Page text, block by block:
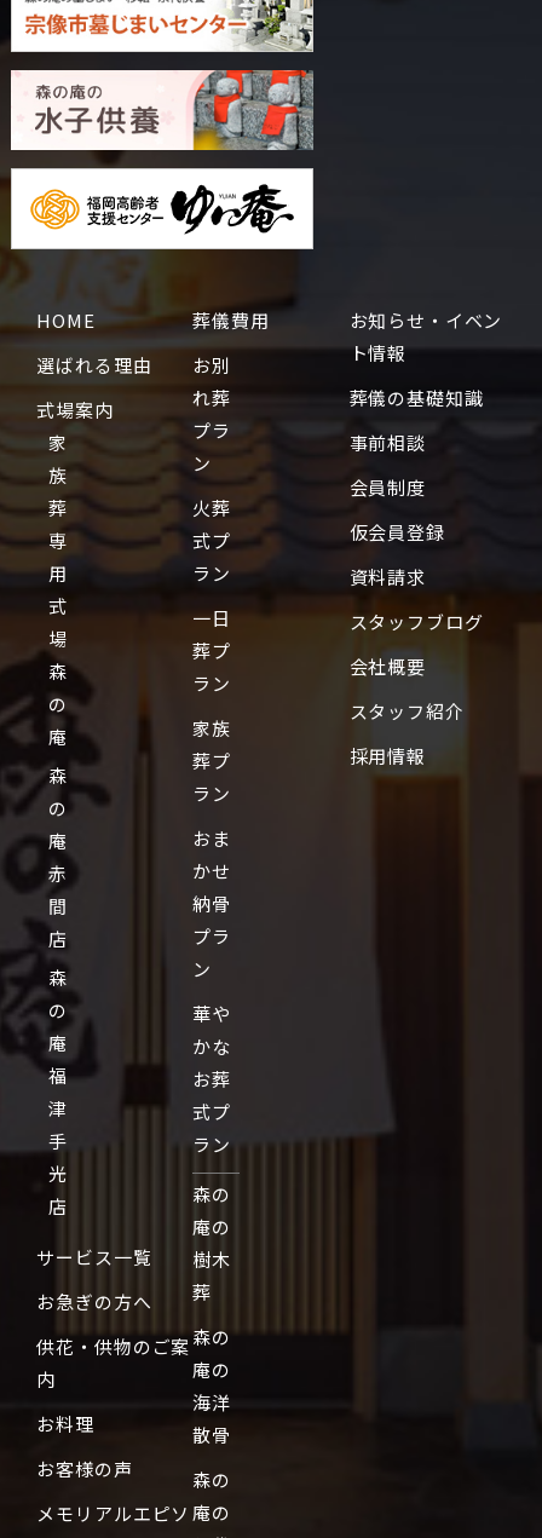
HOME
選ばれる理由
式場案内
家
族
葬
専
用
式
場
森
の
庵
森
の
庵
赤
間
店
森
の
庵
福
津
手
光
店
サービス一覧
お急ぎの方へ
供花・供物のご案
内
お料理
お客様の声
メモリアルエピソ
葬儀費用
お別
れ葬
プラ
ン
火葬
式プ
ラン
一日
葬プ
ラン
家族
葬プ
ラン
おま
かせ
納骨
プラ
ン
華や
かな
お葬
式プ
ラン
森の
庵の
樹木
葬
森の
庵の
海洋
散骨
森の
庵の
お知らせ・イベン
ト情報
葬儀の基礎知識
事前相談
会員制度
仮会員登録
資料請求
スタッフブログ
会社概要
スタッフ紹介
採用情報